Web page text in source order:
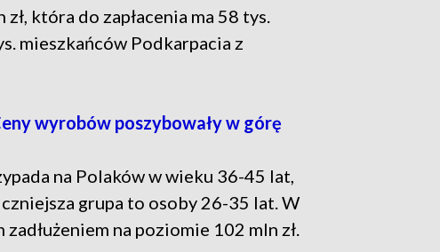
która do zapłacenia ma 58 tys.
mieszkańców Podkarpacia z
wyrobów poszybowały w górę
na Polaków w wieku 36-45 lat,
grupa to osoby 26-35 lat. W
na poziomie 102 mln zł.